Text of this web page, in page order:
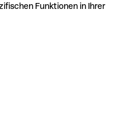
Funktionen in Ihrer